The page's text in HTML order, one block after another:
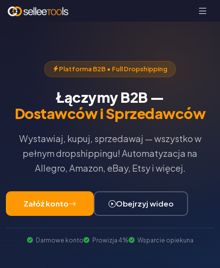
Platforma B2B • Full Dropshipping
Łączymy B2B —
Dostawców i Sprzedawców
Wystawiaj, kupuj, sprzedawaj — wszystko w
pełnym dropshippingu! Automatyzacja na
Allegro, Amazon, eBay, Etsy i więcej.
Załóż konto Obejrzyj wideo
Darmowe konto Prowizja 4% Wsparcie opiekuna